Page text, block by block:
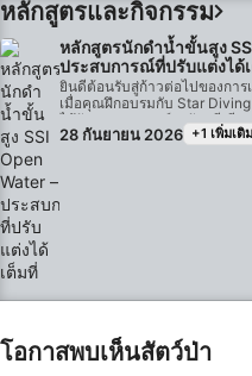
หลักสูตรและกิจกรรม
หลักสูตรนักดำน้ำขั้นสูง
ประสบการณ์ที่ปรับแต่งได้
ยินดีต้อนรับสู่ก้าวต่อไปของกา
เมื่อคุณฝึกอบรมกับ Star
ได้รับประสบการณ์ระดับพรีเมีย
คุณ ซึ่งเหนือกว่ามาตรฐานของ
จำกัดจำนวนผู้เข้าร่วมในแต่ละ
และเป็นส่วนตัว นอกจากนี้ โปร
อย่างเต็มที่—เราพร้อมทำงานร่
28 กันยายน 2026 +1 เพิ่มเติม
โอกาสพบเห็นสัตว์ป่า